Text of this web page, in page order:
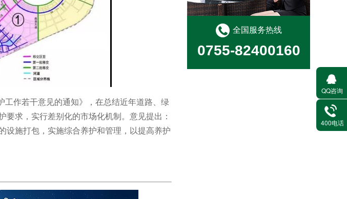
作若干意见的通知》，在总结近年道路、绿
求，实行差别化的市场化机制。意见提出：
设施打包，实施综合养护和管理，以提高养护
转运站及公厕管理
全国服务热线
0755-82400160
QQ咨询
400电话